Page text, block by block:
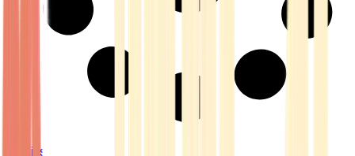
Strains